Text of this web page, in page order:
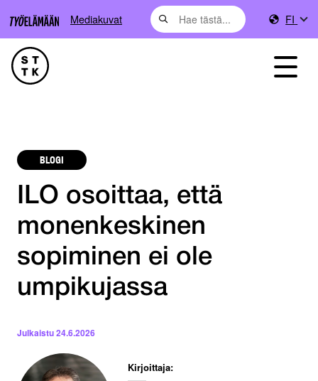
Mediakuvat FI
BLOGI
ILO osoittaa, että
monenkeskinen
sopiminen ei ole
umpikujassa
Julkaistu24.6.2026
Kirjoittaja: